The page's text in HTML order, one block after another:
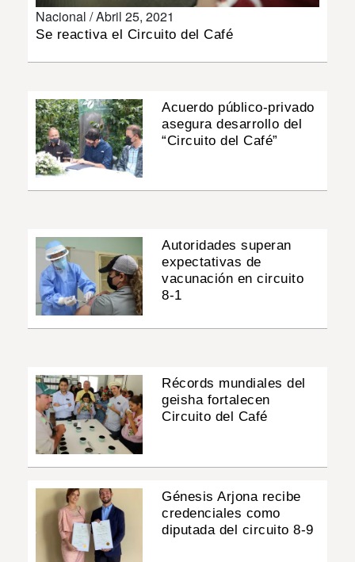
Nacional /Abril 25, 2021
Se reactiva el Circuito del Café
Acuerdo público-privado
asegura desarrollo del
“Circuito del Café”
Autoridades superan
expectativas de
vacunación en circuito
8-1
Récords mundiales del
geisha fortalecen
Circuito del Café
Génesis Arjona recibe
credenciales como
diputada del circuito 8-9